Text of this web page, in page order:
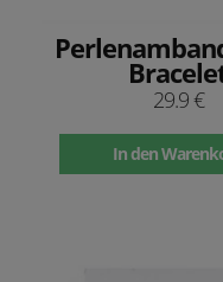
29.9 €
In den